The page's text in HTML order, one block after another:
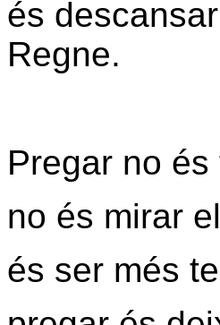
és
Regne.
Pregar no
no és mirar
és ser més